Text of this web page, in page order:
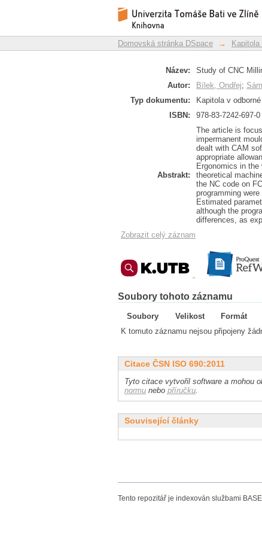
Study of CNC
Repozitář DSpace/Manakin
Domovská stránka DSpace →
Název:
Study of CNC
Autor:
Bílek, Ondřej;
Typ dokumentu:
Kapitola v
ISBN:
978-83-7242-697-0
Abstrakt:
The article is
impermanent
dealt with CAM
appropriate
Ergonomics in
theoretical
the NC code on
programming
Estimated
although the
differences, as
Zobrazit celý záznam
Soubory tohoto záznamu
Soubory Velikost Formát
K tomuto záznamu nejsou připojeny
Citace ČSN ISO 690:2011
Tyto citace vytvořil software a mohou
normu nebo příručku.
Související články
Tento repozitář je indexován službami